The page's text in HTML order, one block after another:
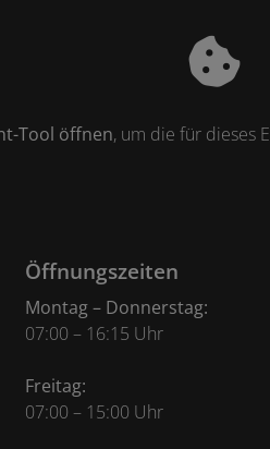
Tool öffnen, um die für dieses
Öffnungszeiten
Montag – Donnerstag:
07:00 – 16:15 Uhr
Freitag:
07:00 – 15:00 Uhr